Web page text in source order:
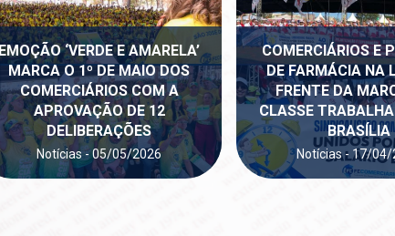
EMOÇÃO ‘VERDE E AMARELA’
MARCA O 1º DE MAIO DOS
COMERCIÁRIOS COM A
APROVAÇÃO DE 12
DELIBERAÇÕES
Notícias - 05/05/2026
COMERCIÁRIOS E
DE FARMÁCIA NA
FRENTE DA
CLASSE
BRASÍLIA
Notícias - 17/